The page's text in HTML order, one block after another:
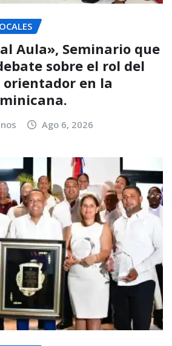
Aula», Seminario que
sobre el rol del
orientador en la
Ago 6, 2026